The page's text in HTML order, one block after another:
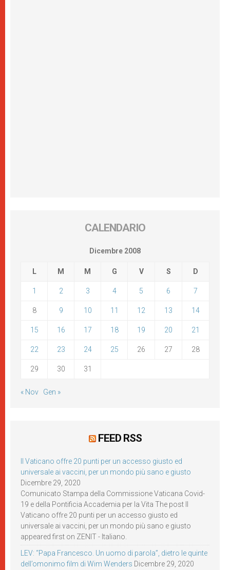
CALENDARIO
Dicembre 2008
L M M G V S D
1 2 3 4 5 6 7
8 9 10 11 12 13 14
15 16 17 18 19 20 21
22 23 24 25 26 27 28
29 30 31
« Nov Gen »
FEED RSS
Il Vaticano offre 20 punti per un accesso giusto ed
universale ai vaccini, per un mondo più sano e giusto
Dicembre 29, 2020
Comunicato Stampa della Commissione Vaticana Covid-
19 e della Pontificia Accademia per la Vita The post Il
Vaticano offre 20 punti per un accesso giusto ed
universale ai vaccini, per un mondo più sano e giusto
appeared first on ZENIT - Italiano.
LEV: “Papa Francesco. Un uomo di parola”, dietro le quinte
dell’omonimo film di Wim Wenders Dicembre 29, 2020